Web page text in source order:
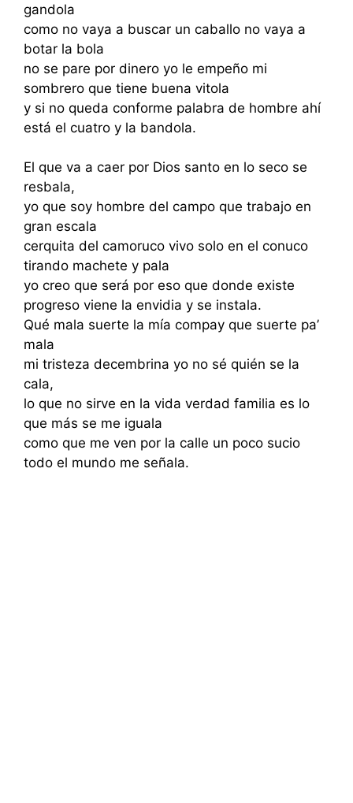
gandola
como no vaya a buscar un caballo no vaya a
botar la bola
no se pare por dinero yo le empeño mi
sombrero que tiene buena vitola
y si no queda conforme palabra de hombre ahí
está el cuatro y la bandola.
El que va a caer por Dios santo en lo seco se
resbala,
yo que soy hombre del campo que trabajo en
gran escala
cerquita del camoruco vivo solo en el conuco
tirando machete y pala
yo creo que será por eso que donde existe
progreso viene la envidia y se instala.
Qué mala suerte la mía compay que suerte pa’
mala
mi tristeza decembrina yo no sé quién se la
cala,
lo que no sirve en la vida verdad familia es lo
que más se me iguala
como que me ven por la calle un poco sucio
todo el mundo me señala.